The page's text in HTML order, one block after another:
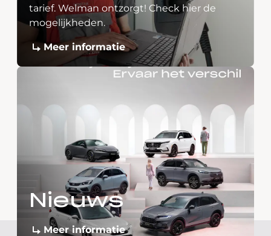
tarief. Welman ontzorgt! Check hier de
mogelijkheden.
Meer informatie
Nieuws
Meer informatie